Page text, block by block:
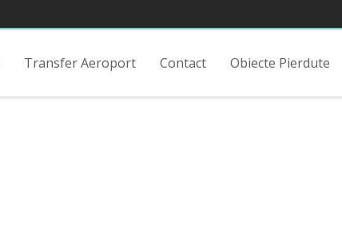
Transfer Aeroport Contact Obiecte Pierdute